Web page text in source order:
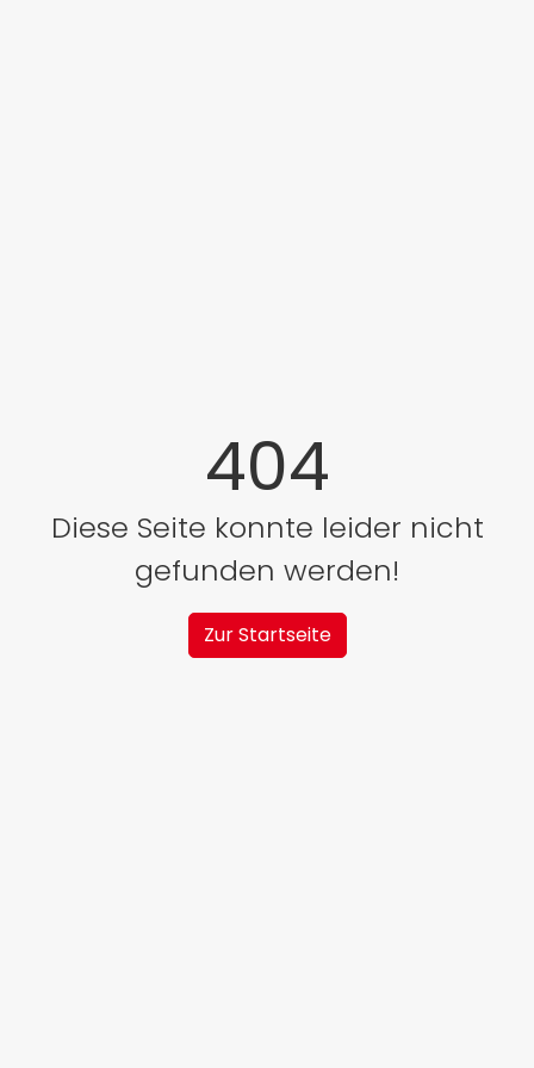
404
Diese Seite konnte leider nicht
gefunden werden!
Zur Startseite